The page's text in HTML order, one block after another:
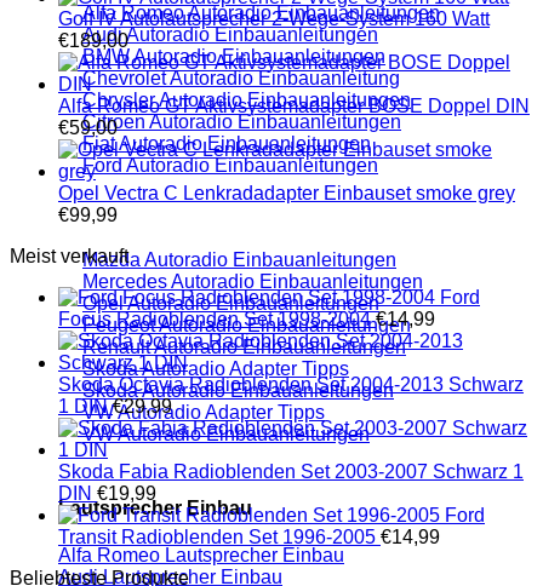
Alfa Romeo Autoradio Einbauanleitungen
Audi Autoradio Einbauanleitungen
BMW Autoradio Einbauanleitungen
Chevrolet Autoradio Einbauanleitung
Chrysler Autoradio Einbauanleitungen
Citroen Autoradio Einbauanleitungen
Fiat Autoradio Einbauanleitungen
Ford Autoradio Einbauanleitungen
Mazda Autoradio Einbauanleitungen
Mercedes Autoradio Einbauanleitungen
Opel Autoradio Einbauanleitungen
Peugeot Autoradio Einbauanleitungen
Renault Autoradio Einbauanleitungen
Skoda Autoradio Adapter Tipps
Skoda Autoradio Einbauanleitungen
VW Autoradio Adapter Tipps
VW Autoradio Einbauanleitungen
Lautsprecher Einbau
Alfa Romeo Lautsprecher Einbau
Audi Lautsprecher Einbau
Golf IV Autolautsprecher 2-Wege-System 160 Watt
€189,00
Alfa Romeo GT Aktivsystemadapter BOSE Doppel DIN
€59,00
Opel Vectra C Lenkradadapter Einbauset smoke grey
€99,99
Meist verkauft
Ford
Focus Radioblenden Set 1998-2004 €14,99
Skoda Octavia Radioblenden Set 2004-2013 Schwarz
1 DIN €29,99
Skoda Fabia Radioblenden Set 2003-2007 Schwarz 1
DIN €19,99
Ford
Transit Radioblenden Set 1996-2005 €14,99
Beliebteste Produkte